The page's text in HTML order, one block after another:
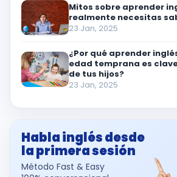
Mitos sobre aprender
realmente necesitas
23 Jan, 2025
¿Por qué aprender
edad temprana es
de tus hijos?
23 Jan, 2025
Habla inglés desde
la primera sesión
Método Fast & Easy